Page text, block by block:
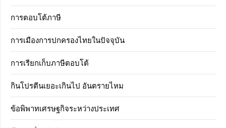
การตอบโต้ภาษี
การเมืองการปกครองไทยในปัจจุบัน
การเรียกเก็บภาษีตอบโต้
กินโปรตีนเยอะเกินไป อันตรายไหม
ข้อพิพาทเศรษฐกิจระหว่างประเทศ